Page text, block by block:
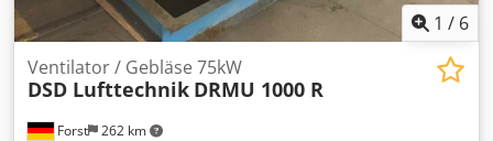
1 / 6
Forst 262 km
Ventilator / Gebläse 75kW
DSD Lufttechnik DRMU 1000 R